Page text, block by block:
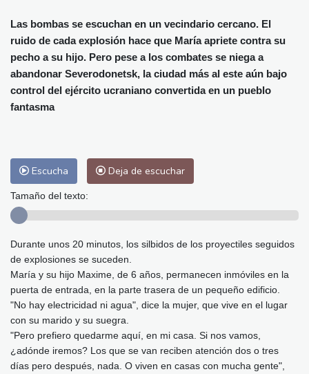
Málaga
27 °C Murcia
27 °C
Las Palmas de Gran Canaria
27 °C
Ibiza
29 °C Buenos Aires
10 °C
Caracas
28 °C Managua
27 °C
Las bombas se escuchan en un vecindario cercano. El
ruido de cada explosión hace que María apriete contra su
pecho a su hijo. Pero pese a los combates se niega a
abandonar Severodonetsk, la ciudad más al este aún bajo
control del ejército ucraniano convertida en un pueblo
fantasma
Escucha Deja de escuchar
Tamaño del texto:
Durante unos 20 minutos, los silbidos de los proyectiles seguidos
de explosiones se suceden.
María y su hijo Maxime, de 6 años, permanecen inmóviles en la
puerta de entrada, en la parte trasera de un pequeño edificio.
"No hay electricidad ni agua", dice la mujer, que vive en el lugar
con su marido y su suegra.
"Pero prefiero quedarme aquí, en mi casa. Si nos vamos,
¿adónde iremos? Los que se van reciben atención dos o tres
días pero después, nada. O viven en casas con mucha gente",